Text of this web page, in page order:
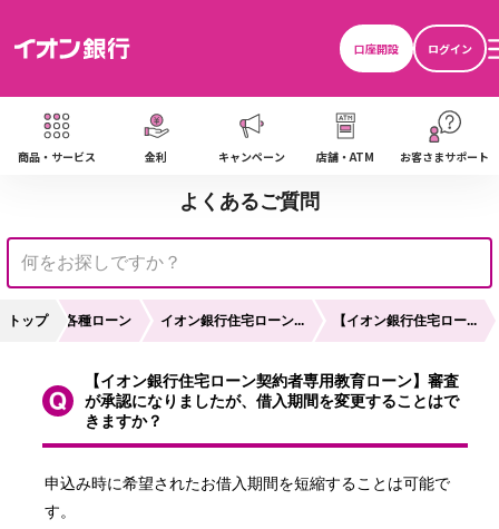
口座開設
ログイン
商品・サービス 金利 キャンペーン 店舗・ATM お客さまサポート
よくあるご質問
トップ 各種ローン イオン銀行住宅ローン... 【イオン銀行住宅ロー...
【イオン銀行住宅ローン契約者専用教育ローン】審査
が承認になりましたが、借入期間を変更することはで
きますか？
申込み時に希望されたお借入期間を短縮することは可能で
す。